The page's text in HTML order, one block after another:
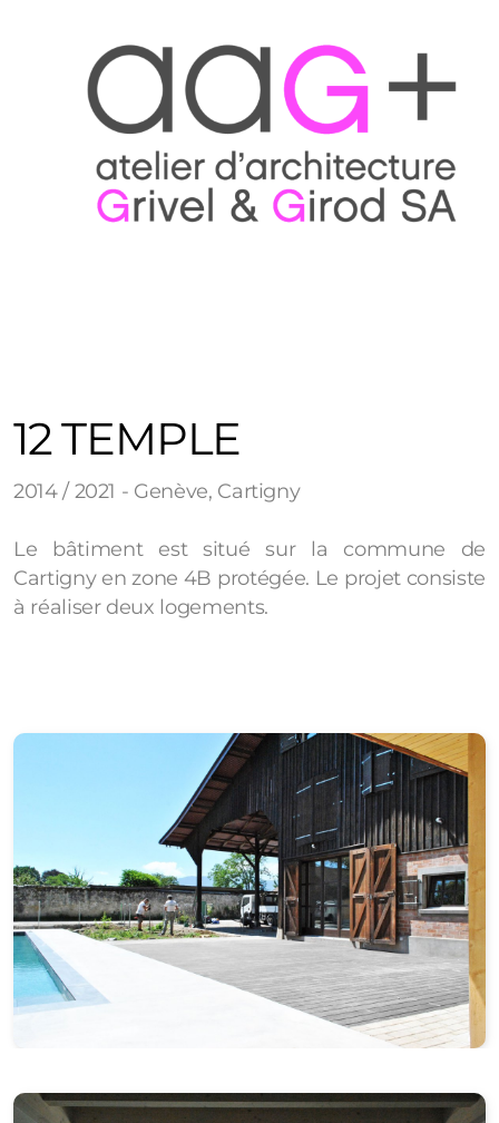
12 TEMPLE
2014 / 2021 - Genève, Cartigny
Le bâtiment est situé sur la commune de
Cartigny en zone 4B protégée. Le projet consiste
à réaliser deux logements.